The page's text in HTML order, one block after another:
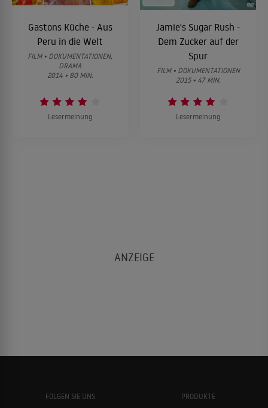
Gastons Küche - Aus
Peru in die Welt
FILM • DOKUMENTATIONEN,
DRAMA
2014 • 80 MIN.
Lesermeinung
Jamie's Sugar Rush -
Dem Zucker auf der
Spur
FILM • DOKUMENTATIONEN
2015 • 47 MIN.
Lesermeinung
FOLGEN SIE UNS
PRODUKTE